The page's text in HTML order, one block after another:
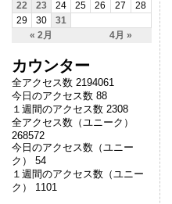
« 2月 4月 »
22
23 24 25 26 27
28
29
30 31
カウンター
全アクセス数 2194061
今日のアクセス数 88
１週間のアクセス数 2308
全アクセス数（ユニーク）
268572
今日のアクセス数（ユニー
ク） 54
１週間のアクセス数（ユニー
ク） 1101